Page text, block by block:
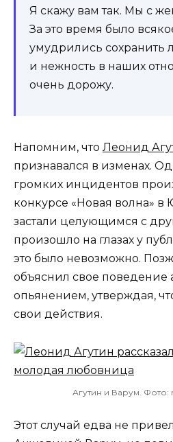
Я скажу вам так. Мы с
За это время было
умудрились сохранить
и нежность в наших
очень дорожу.
Напомним, что Леонид
признавался в изменах.
громких инцидентов
конкурсе «Новая волна» в
застали целующимся с
произошло на глазах у
это было невозможно.
объяснил свое поведение
опьянением, утверждая,
свои действия.
Агутин и Варум. Фото:
Этот случай едва не